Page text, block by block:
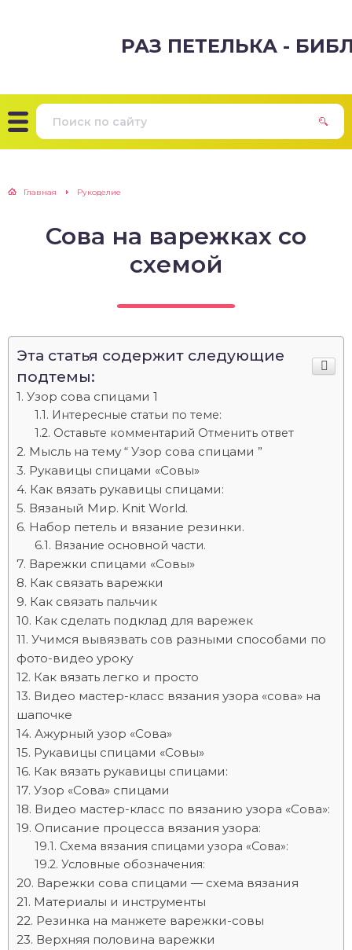
РАЗ ПЕТЕЛЬКА -
Главная Рукоделие
Сова на варежках со
схемой
Эта статья содержит следующие
подтемы:
Узор сова спицами 1
Интересные статьи по теме:
Оставьте комментарий Отменить ответ
Мысль на тему “ Узор сова спицами ”
Рукавицы спицами «Совы»
Как вязать рукавицы спицами:
Вязаный Мир. Knit World.
Набор петель и вязание резинки.
Вязание основной части.
Варежки спицами «Совы»
Как связать варежки
Как связать пальчик
Как сделать подклад для варежек
Учимся вывязвать сов разными способами по
фото-видео уроку
Как вязать легко и просто
Видео мастер-класс вязания узора «сова» на
шапочке
Ажурный узор «Сова»
Рукавицы спицами «Совы»
Как вязать рукавицы спицами:
Узор «Сова» спицами
Видео мастер-класс по вязанию узора «Сова»:
Описание процесса вязания узора:
Схема вязания спицами узора «Сова»:
Условные обозначения:
Варежки сова спицами — схема вязания
Материалы и инструменты
Резинка на манжете варежки-совы
Верхняя половина варежки